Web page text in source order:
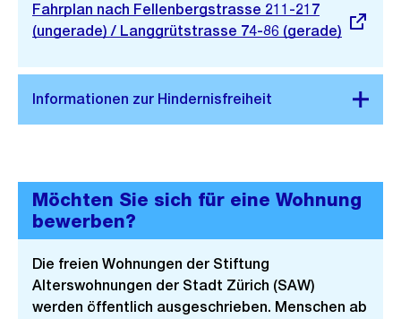
Externer
Link:
Fahrplan nach Fellenbergstrasse 211-217
(ungerade) / Langgrütstrasse 74-86 (gerade)
Möchten Sie sich für eine Wohnung
bewerben?
Die freien Wohnungen der Stiftung
Alterswohnungen der Stadt Zürich (SAW)
werden öffentlich ausgeschrieben. Menschen ab